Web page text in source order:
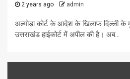
2 years ago admin
अल्मोड़ा कोर्ट के आदेश के खिलाफ दिल्ली
उत्तराखंड हाईकोर्ट में अपील की है। अब...